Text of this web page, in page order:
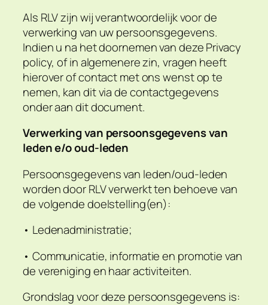
Als RLV zijn wij verantwoordelijk voor de
verwerking van uw persoonsgegevens.
Indien u na het doornemen van deze Privacy
policy, of in algemenere zin, vragen heeft
hierover of contact met ons wenst op te
nemen, kan dit via de contactgegevens
onder aan dit document.
Verwerking van persoonsgegevens van
leden e/o oud-leden
Persoonsgegevens van leden/oud-leden
worden door RLV verwerkt ten behoeve van
de volgende doelstelling(en):
• Ledenadministratie;
• Communicatie, informatie en promotie van
de vereniging en haar activiteiten.
Grondslag voor deze persoonsgegevens is: